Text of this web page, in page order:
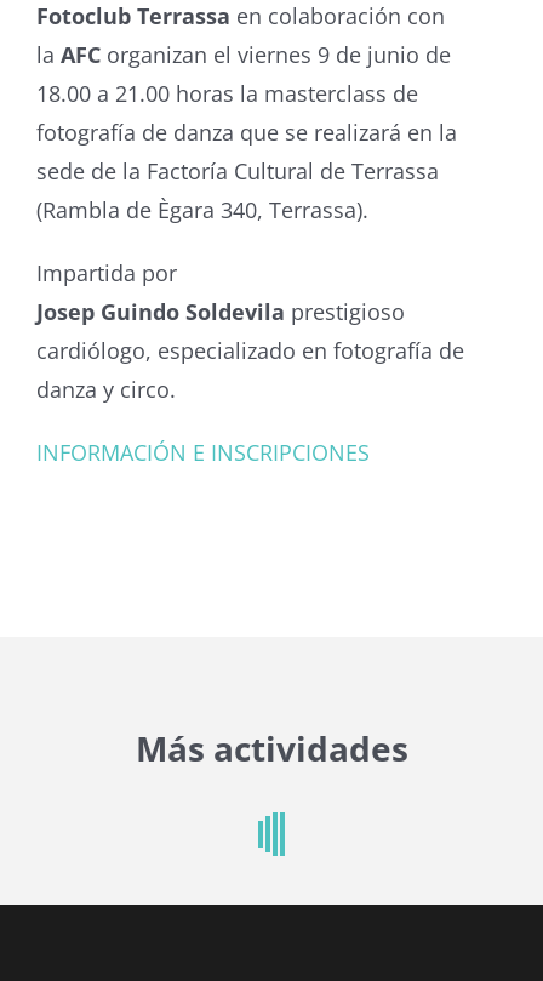
Fotoclub Terrassa en colaboración con
la AFCorganizan el viernes 9 de junio de
18.00 a 21.00 horas la masterclass de
fotografía de danza que se realizará en la
sede de la Factoría Cultural de Terrassa
(Rambla de Ègara 340, Terrassa).
Impartida por
Josep Guindo Soldevila prestigioso
cardiólogo, especializado en fotografía de
danza y circo.
INFORMACIÓN E INSCRIPCIONES
Más actividades